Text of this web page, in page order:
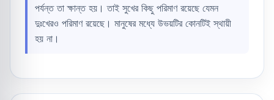
পর্যন্ত তা ক্ষান্ত হয়। তাই সুখের কিছু পরিমাণ রয়েছে যেমন
দুঃখেরও পরিমাণ রয়েছে। মানুষের মধ্যে উভয়টির কোনটিই স্থায়ী
হয় না।